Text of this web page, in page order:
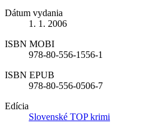
Dátum vydania
1. 1. 2006
ISBN MOBI
978-80-556-1556-1
ISBN EPUB
978-80-556-0506-7
Edícia
Slovenské TOP krimi